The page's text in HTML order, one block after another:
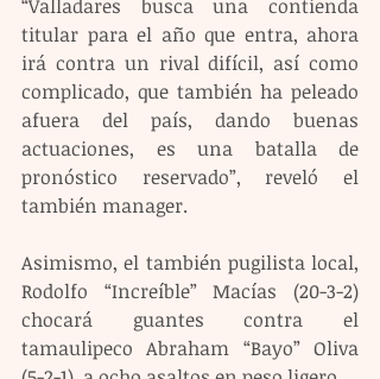
“Valladares busca una contienda
titular para el año que entra, ahora
irá contra un rival difícil, así como
complicado, que también ha peleado
afuera del país, dando buenas
actuaciones, es una batalla de
pronóstico reservado”, reveló el
también manager.
Asimismo, el también pugilista local,
Rodolfo “Increíble” Macías (20-3-2)
chocará guantes contra el
tamaulipeco Abraham “Bayo” Oliva